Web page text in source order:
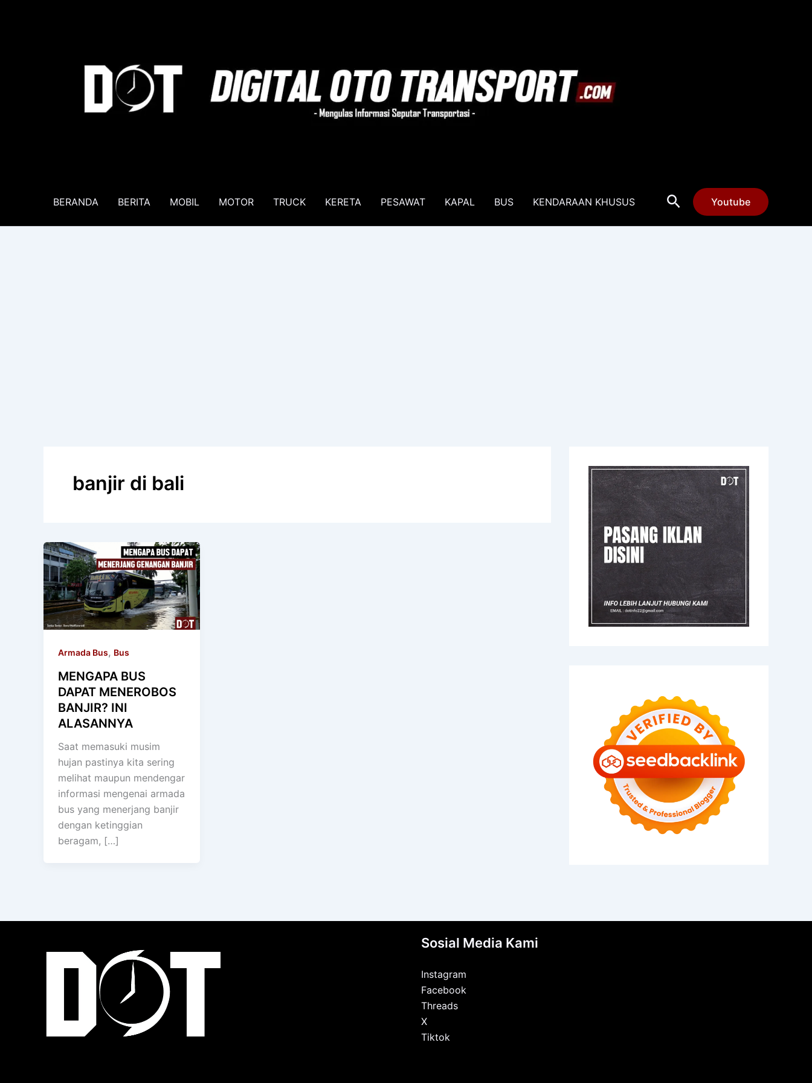
BERANDA BERITA MOBIL MOTOR TRUCK KERETA PESAWAT KAPAL BUS KENDARAAN KHUSUS Cari Youtube
banjir di bali
Armada Bus, Bus
MENGAPA BUS
DAPAT MENEROBOS
BANJIR? INI
ALASANNYA
Saat memasuki musim
hujan pastinya kita sering
melihat maupun mendengar
informasi mengenai armada
bus yang menerjang banjir
dengan ketinggian
beragam, […]
Sosial Media Kami
Instagram
Facebook
Threads
X
Tiktok